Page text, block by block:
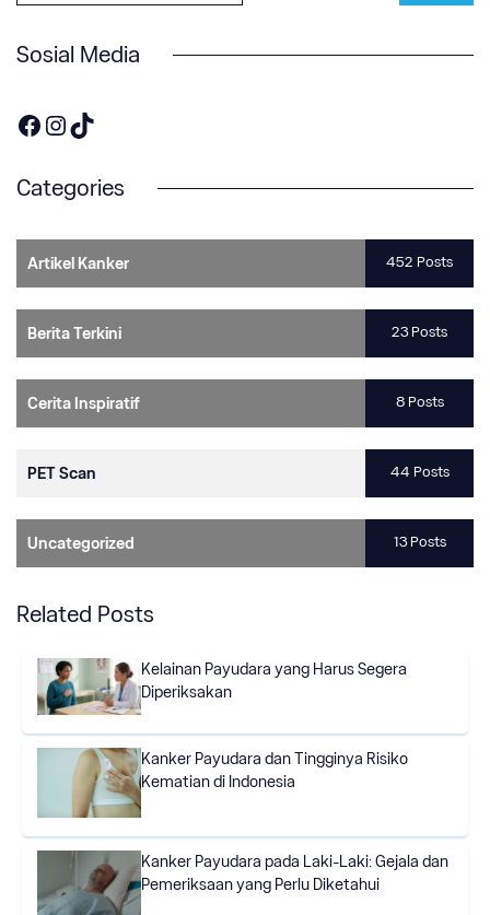
Sosial Media
https://www.facebook.com/OneOnco-104876148400857
https://www.instagram.com/accounts/login/?next=/one.onco/
TikTok
Categories
Artikel Kanker 452 Posts
Berita Terkini 23 Posts
Cerita Inspiratif 8 Posts
PET Scan 44 Posts
Uncategorized 13 Posts
Related Posts
Kelainan Payudara yang Harus Segera
Diperiksakan
Kanker Payudara dan Tingginya Risiko
Kematian di Indonesia
Kanker Payudara pada Laki-Laki: Gejala dan
Pemeriksaan yang Perlu Diketahui